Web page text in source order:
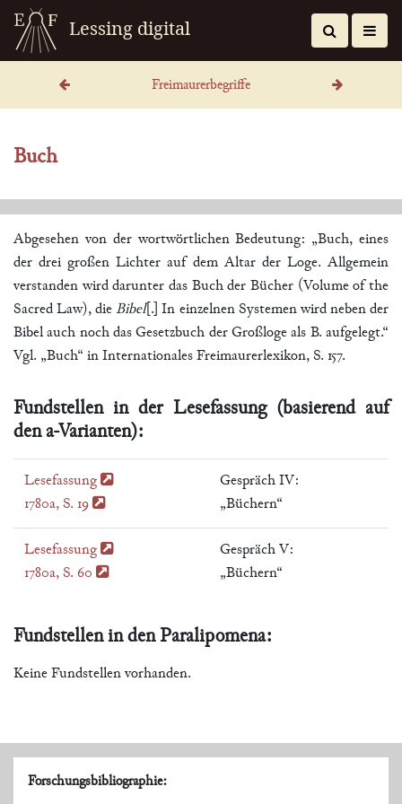
Lessing digital
Freimaurerbegriffe
Buch
Abgesehen von der wortwörtlichen Bedeutung: „Buch, eines
der drei großen Lichter auf dem Altar der Loge. Allgemein
verstanden wird darunter das Buch der Bücher (Volume of the
Sacred Law), dieBibel[.] In einzelnen Systemen wird neben der
Bibel auch noch das Gesetzbuch der Großloge als B. aufgelegt.“
Vgl. „Buch“ in Internationales Freimaurerlexikon, S. 157.
Fundstellen in der Lesefassung (basierend auf
den a-Varianten):
Lesefassung
1780a, S. 19
Gespräch IV:
„Büchern“
Lesefassung
1780a, S. 60
Gespräch V:
„Büchern“
Fundstellen in den Paralipomena:
Keine Fundstellen vorhanden.
Forschungsbibliographie: